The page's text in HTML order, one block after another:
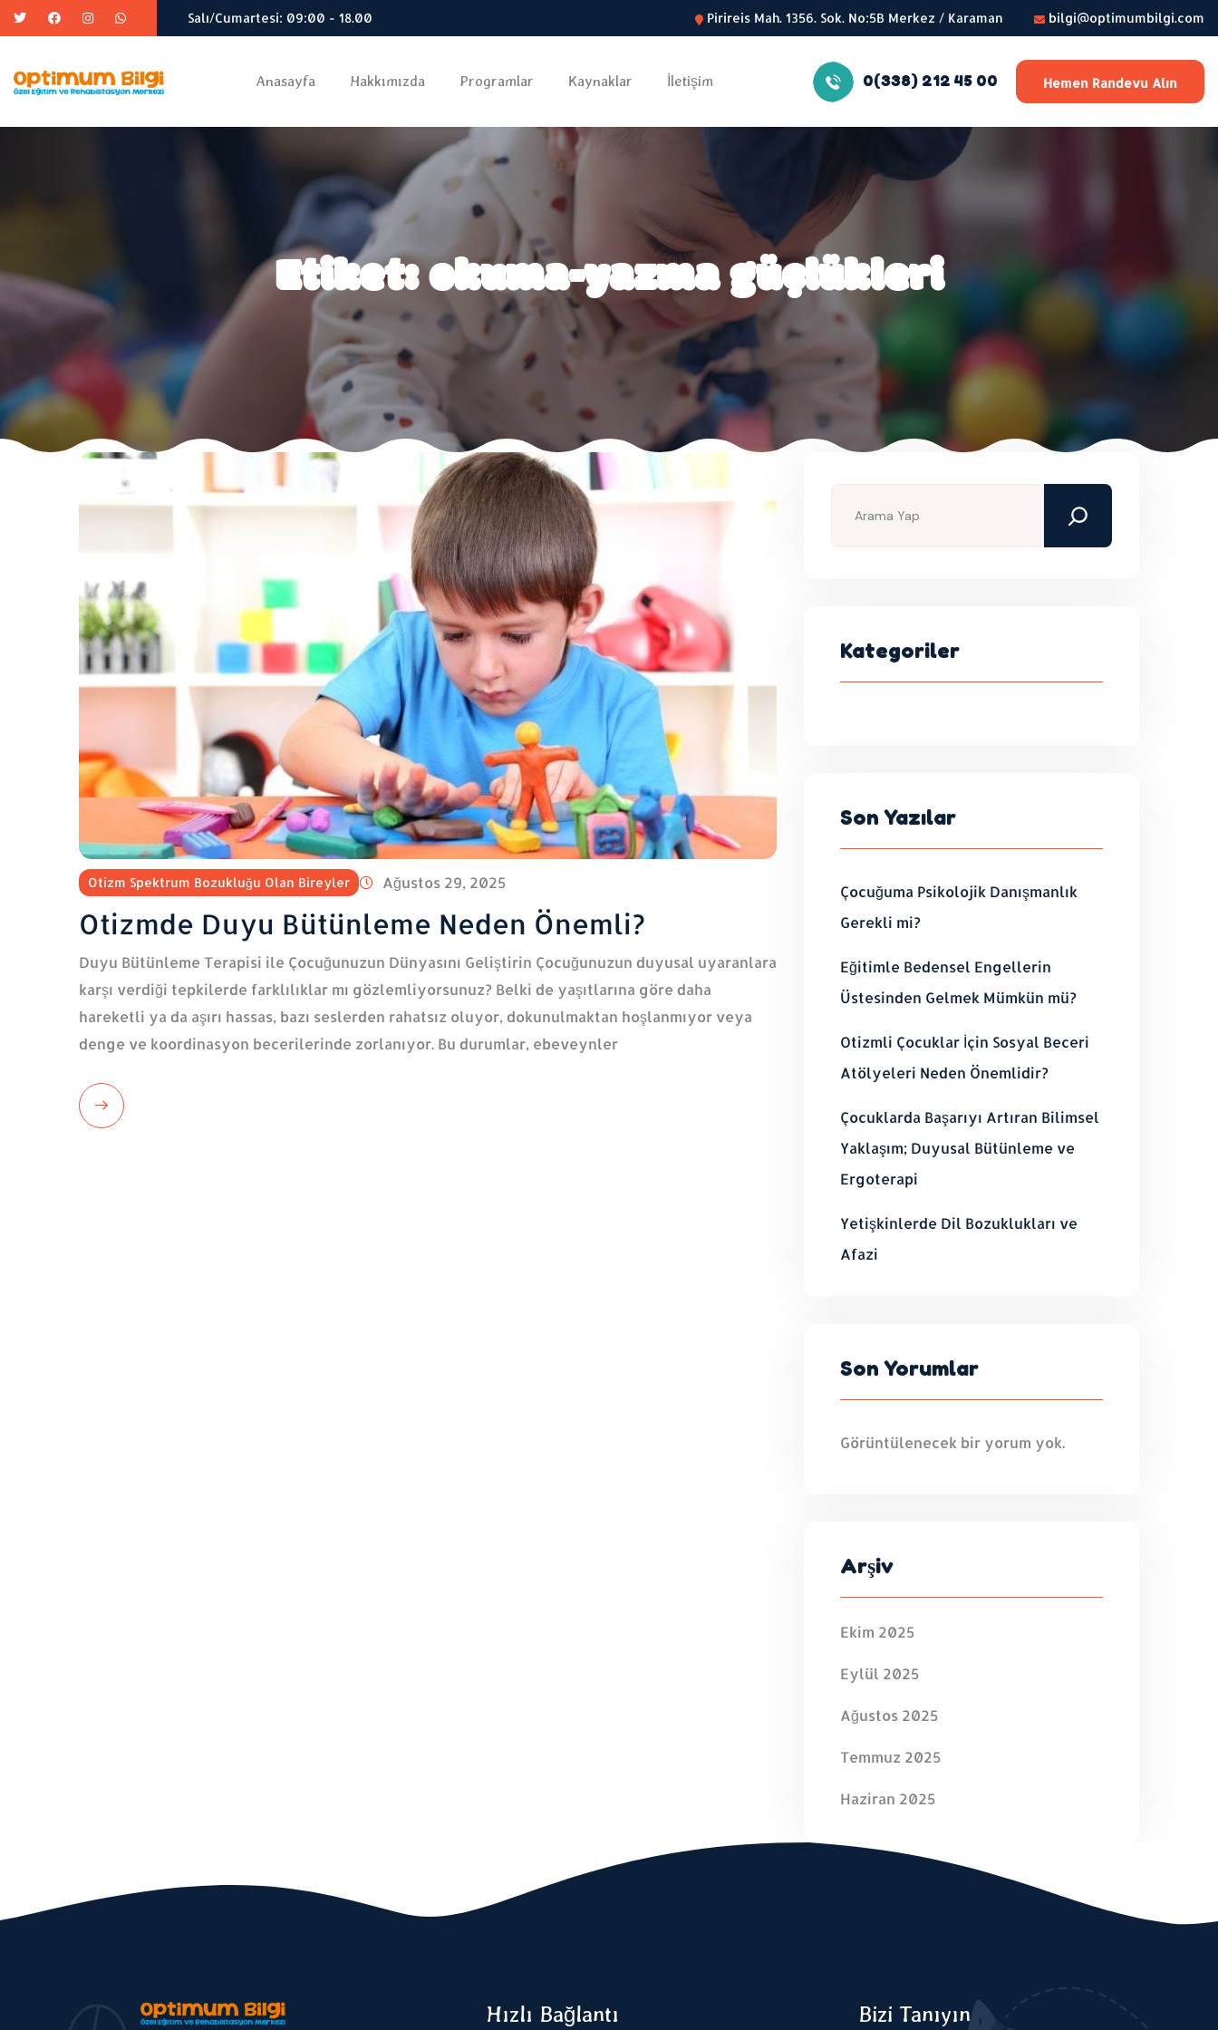
Salı/Cumartesi: 09:00 - 18.00 Pirireis Mah. 1356. Sok. No:5B Merkez / Karaman bilgi@optimumbilgi.com
Anasayfa Hakkımızda Programlar Kaynaklar İletişim 0(338) 212 45 00 Hemen Randevu Alın
Etiket:okuma-yazma güçlükleri
Otizm Spektrum Bozukluğu Olan Bireyler Ağustos 29, 2025
Otizmde Duyu Bütünleme Neden Önemli?
Duyu Bütünleme Terapisi ile Çocuğunuzun Dünyasını Geliştirin Çocuğunuzun duyusal uyaranlara
karşı verdiği tepkilerde farklılıklar mı gözlemliyorsunuz? Belki de yaşıtlarına göre daha
hareketli ya da aşırı hassas, bazı seslerden rahatsız oluyor, dokunulmaktan hoşlanmıyor veya
denge ve koordinasyon becerilerinde zorlanıyor. Bu durumlar, ebeveynler
Read
Kategoriler
Son Yazılar
Çocuğuma Psikolojik Danışmanlık
Gerekli mi?
Eğitimle Bedensel Engellerin
Üstesinden Gelmek Mümkün mü?
Otizmli Çocuklar İçin Sosyal Beceri
Atölyeleri Neden Önemlidir?
Çocuklarda Başarıyı Artıran Bilimsel
Yaklaşım; Duyusal Bütünleme ve
Ergoterapi
Yetişkinlerde Dil Bozuklukları ve
Afazi
Son Yorumlar
Görüntülenecek bir yorum yok.
Arşiv
Ekim 2025
Eylül 2025
Ağustos 2025
Temmuz 2025
Haziran 2025
Hızlı Bağlantı Bizi Tanıyın